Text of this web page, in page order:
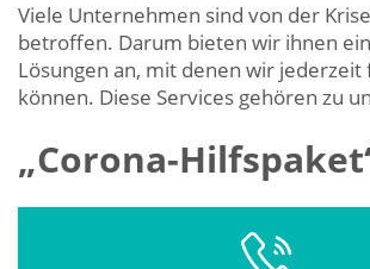
Viele Unternehmen sind von der
betroffen. Darum bieten wir ihnen
Lösungen an, mit denen wir
können. Diese Services gehören zu
„Corona-